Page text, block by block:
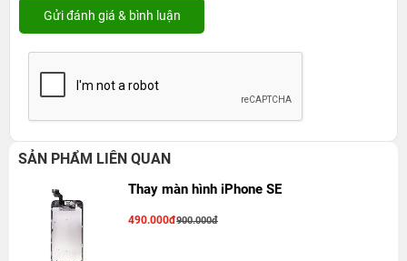
SẢN PHẨM LIÊN QUAN
Thay màn hình iPhone SE
490.000đ900.000đ